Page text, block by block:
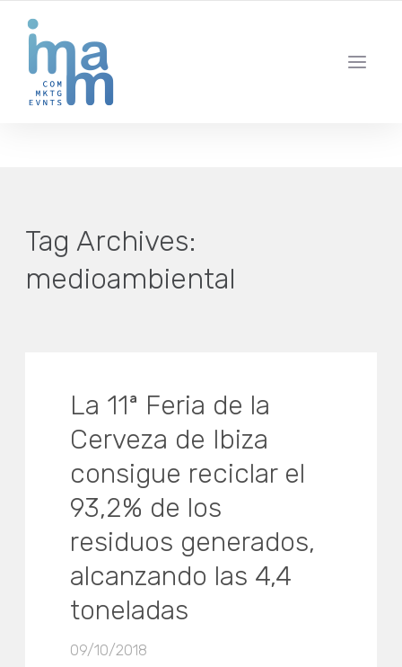
IBIZA · MADRID · BARCELONA
Tag Archives:
medioambiental
La 11ª Feria de la
Cerveza de Ibiza
consigue reciclar el
93,2% de los
residuos generados,
alcanzando las 4,4
toneladas
09/10/2018